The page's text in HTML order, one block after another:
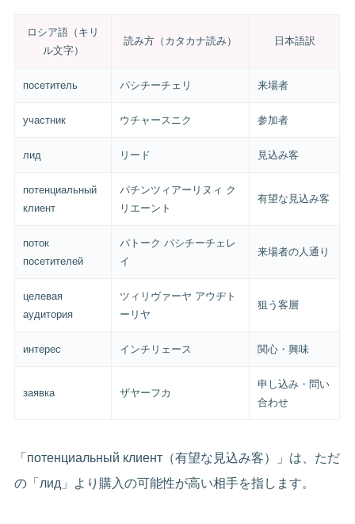
ロシア語（キリ
ル文字）
読み方（カタカナ読み） 日本語訳
посетитель パシチーチェリ 来場者
участник ウチャースニク 参加者
лид リード 見込み客
потенциальный
клиент
パチンツィアーリヌィ ク
リエーント
有望な見込み客
поток
посетителей
パトーク パシチーチェレ
イ
来場者の人通り
целевая
аудитория
ツィリヴァーヤ アウヂト
ーリヤ
狙う客層
интерес インチリェース 関心・興味
заявка ザヤーフカ
申し込み・問い
合わせ
「потенциальный клиент（有望な見込み客）」は、ただ
の「лид」より購入の可能性が高い相手を指します。